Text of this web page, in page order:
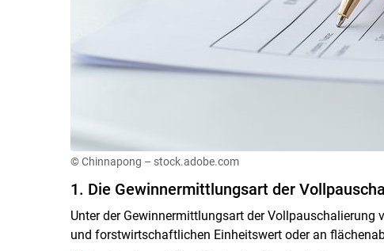
© Chinnapong – stock.adobe.com
1. Die Gewinnermittlungsart der
Unter der Gewinnermittlungsart der
und forstwirtschaftlichen Einheitswert oder an